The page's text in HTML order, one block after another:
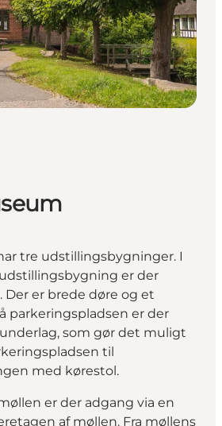
tre udstillingsbygninger. I
er der
Der er brede døre og et
parkeringspladsen er der
som gør det muligt
til
med kørestol.
er der adgang via en
af møllen. Fra møllens